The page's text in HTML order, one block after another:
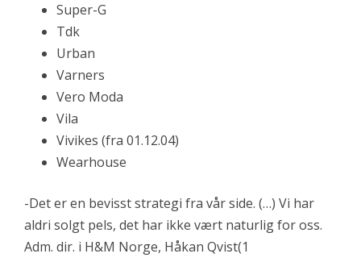
Super-G
Tdk
Urban
Varners
Vero Moda
Vila
Vivikes (fra 01.12.04)
Wearhouse
-Det er en bevisst strategi fra vår side. (…) Vi har
aldri solgt pels, det har ikke vært naturlig for oss.
Adm. dir. i H&M Norge, Håkan Qvist(1